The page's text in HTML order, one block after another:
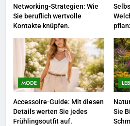
Karriere-
jetzt
LEBENSSTIL
3
beruflich
knüpfen.
LEBENSSTIL
4
Networking-Strategien: Wie
Sie beruflich wertvolle
Kontakte knüpfen.
MODE
Accessoire-Guide: Mit diesen
Details werten Sie jedes
Frühlingsoutfit auf.
Sie